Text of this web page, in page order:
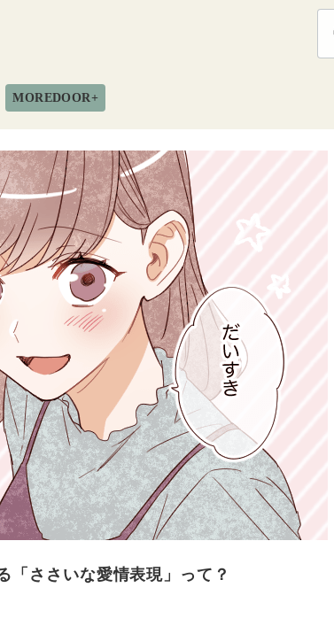
MOREDOOR+
ささいな愛情表現」って？